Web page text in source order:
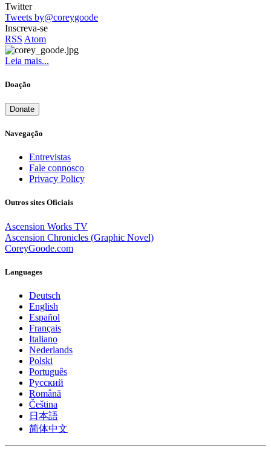
Twitter
Tweets by@coreygoode
Inscreva-se
RSS Atom
Leia mais...
Doação
Donate
Navegação
Entrevistas
Fale connosco
Privacy Policy
Outros sites Oficiais
Ascension Works TV
Ascension Chronicles (Graphic Novel)
CoreyGoode.com
Languages
Deutsch
English
Español
Français
Italiano
Nederlands
Polski
Português
Pусский
Română
Čeština
日本語
简体中文